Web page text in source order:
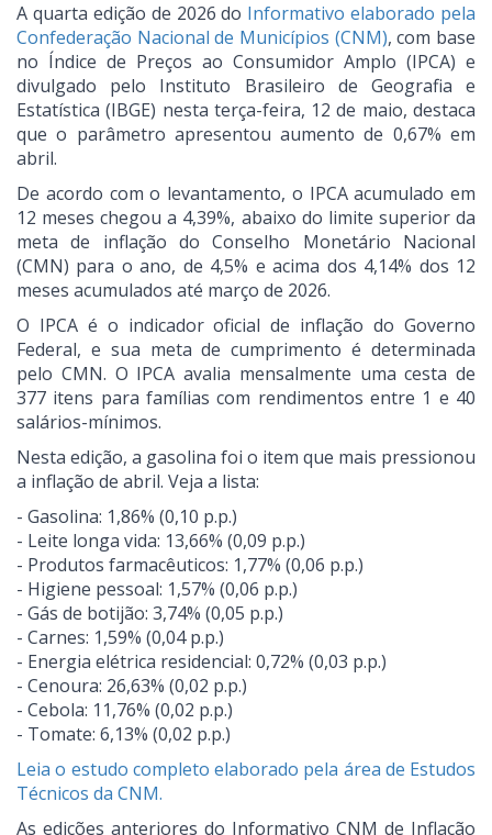
A quarta edição de 2026 do Informativo elaborado pela
Confederação Nacional de Municípios (CNM), com base
no Índice de Preços ao Consumidor Amplo (IPCA) e
divulgado pelo Instituto Brasileiro de Geografia e
Estatística (IBGE) nesta terça-feira, 12 de maio, destaca
que o parâmetro apresentou aumento de 0,67% em
abril.
De acordo com o levantamento, o IPCA acumulado em
12 meses chegou a 4,39%, abaixo do limite superior da
meta de inflação do Conselho Monetário Nacional
(CMN) para o ano, de 4,5% e acima dos 4,14% dos 12
meses acumulados até março de 2026.
O IPCA é o indicador oficial de inflação do Governo
Federal, e sua meta de cumprimento é determinada
pelo CMN. O IPCA avalia mensalmente uma cesta de
377 itens para famílias com rendimentos entre 1 e 40
salários-mínimos.
Nesta edição, a gasolina foi o item que mais pressionou
a inflação de abril. Veja a lista:
- Gasolina: 1,86% (0,10 p.p.)
- Leite longa vida: 13,66% (0,09 p.p.)
- Produtos farmacêuticos: 1,77% (0,06 p.p.)
- Higiene pessoal: 1,57% (0,06 p.p.)
- Gás de botijão: 3,74% (0,05 p.p.)
- Carnes: 1,59% (0,04 p.p.)
- Energia elétrica residencial: 0,72% (0,03 p.p.)
- Cenoura: 26,63% (0,02 p.p.)
- Cebola: 11,76% (0,02 p.p.)
- Tomate: 6,13% (0,02 p.p.)
Leia o estudo completo elaborado pela área de Estudos
Técnicos da CNM.
As edições anteriores do Informativo CNM de Inflação